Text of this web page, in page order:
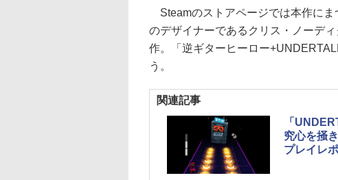
Steamのストアページでは本作にま
のデザイナーであるクリス・ノーデ
作。「逆ギターヒーロー
う。
関連記事
「
究心を掻
プレイレ